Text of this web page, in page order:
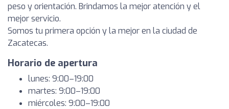
peso y orientación. Brindamos la mejor atención y el
mejor servicio.
Somos tu primera opción y la mejor en la ciudad de
Zacatecas.
Horario de apertura
lunes: 9:00–19:00
martes: 9:00–19:00
miércoles: 9:00–19:00